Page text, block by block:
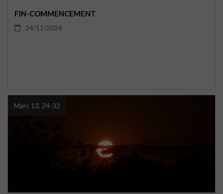
FIN-COMMENCEMENT
24/11/2024
Marc 13, 24-32